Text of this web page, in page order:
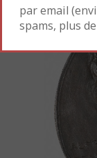
par email
spams, plus